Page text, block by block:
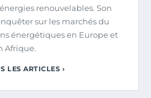
renouvelables. Son
sur les marchés du
énergétiques en Europe et
Afrique.
LES ARTICLES ›